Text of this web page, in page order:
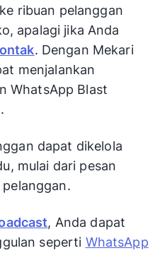
ribuan pelanggan
apalagi jika Anda
. Dengan Mekari
menjalankan
WhatsApp Blast
dapat dikelola
mulai dari pesan
, Anda dapat
seperti WhatsApp